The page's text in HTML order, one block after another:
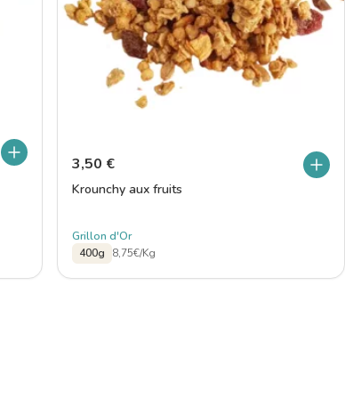
3,50 €
Krounchy aux fruits
Grillon d'Or
400g
8,75€/Kg